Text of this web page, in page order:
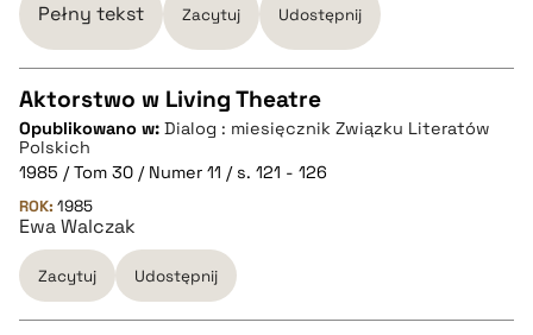
Pełny tekst Zacytuj Udostępnij
CZYSTY TEKST
pobierz cytat
BIBTEX
Aktorstwo w Living Theatre
Opublikowano w: Dialog : miesięcznik Związku Literatów
Polskich
1985 / Tom 30 / Numer 11 / s. 121 - 126
ROK: 1985
Ewa Walczak
Zacytuj Udostępnij